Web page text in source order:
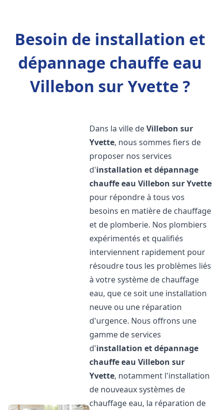
Besoin de installation et
dépannage chauffe eau
Villebon sur Yvette ?
Dans la ville deVillebon sur
Yvette, nous sommes fiers de
proposer nos services
d'installation et dépannage
chauffe eau Villebon sur Yvette
pour répondre à tous vos
besoins en matière de chauffage
et de plomberie. Nos plombiers
expérimentés et qualifiés
interviennent rapidement pour
résoudre tous les problèmes liés
à votre système de chauffage
eau, que ce soit une installation
neuve ou une réparation
d'urgence. Nous offrons une
gamme de services
d'installation et dépannage
chauffe eau Villebon sur
Yvette, notamment l'installation
de nouveaux systèmes de
chauffage eau, la réparation de